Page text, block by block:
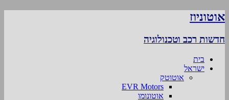
אוטוניוז
חדשות רכב וטכנולוגיה
בית
ישראל
אוטוטק
EVR Motors
אוטונומו